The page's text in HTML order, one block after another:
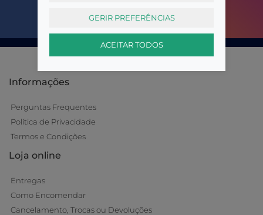
Informações
Perguntas Frequentes
Política de Privacidade
Termos e Condições
Loja online
Entregas
Como Encomendar
Cancelamento, Trocas ou Devoluções
GERIR PREFERÊNCIAS
ACEITAR TODOS